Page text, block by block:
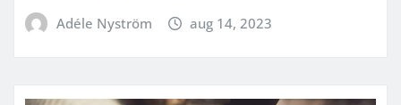
Adéle Nyström aug 14, 2023